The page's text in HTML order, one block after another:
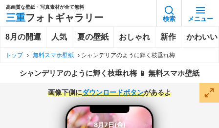
高画質な壁紙・写真素材が全て無料
三重フォトギャラリー 検索 メニュー
8月の開運 人気 夏の壁紙 おしゃれ 新作 かわいい
トップ › 無料スマホ壁紙 › シャンデリアのように輝く枝垂れ梅
シャンデリアのように輝く枝垂れ梅 📱 無料スマホ壁紙
画像下側にダウンロードボタンがあるよ
8月7日(金)